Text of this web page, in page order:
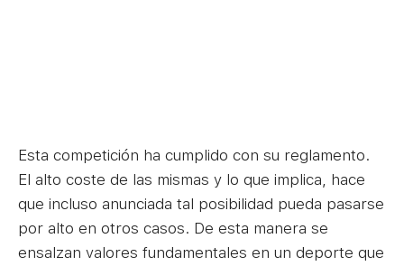
Esta competición ha cumplido con su reglamento.
El alto coste de las mismas y lo que implica, hace
que incluso anunciada tal posibilidad pueda pasarse
por alto en otros casos. De esta manera se
ensalzan valores fundamentales en un deporte que